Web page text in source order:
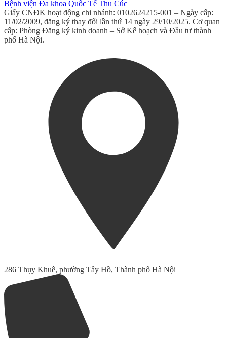
Bệnh viện Đa khoa Quốc Tế Thu Cúc
Giấy CNĐK hoạt động chi nhánh: 0102624215-001 – Ngày cấp:
11/02/2009, đăng ký thay đổi lần thứ 14 ngày 29/10/2025. Cơ quan
cấp: Phòng Đăng ký kinh doanh – Sở Kế hoạch và Đầu tư thành
phố Hà Nội.
286 Thụy Khuê, phường Tây Hồ, Thành phố Hà Nội